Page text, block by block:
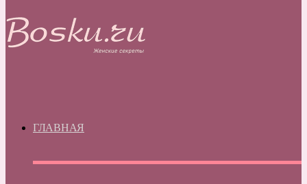
ГЛАВНАЯ